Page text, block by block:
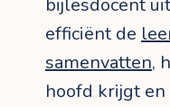
bijlesdocent
efficiënt de
samenvatten,
hoofd krijgt